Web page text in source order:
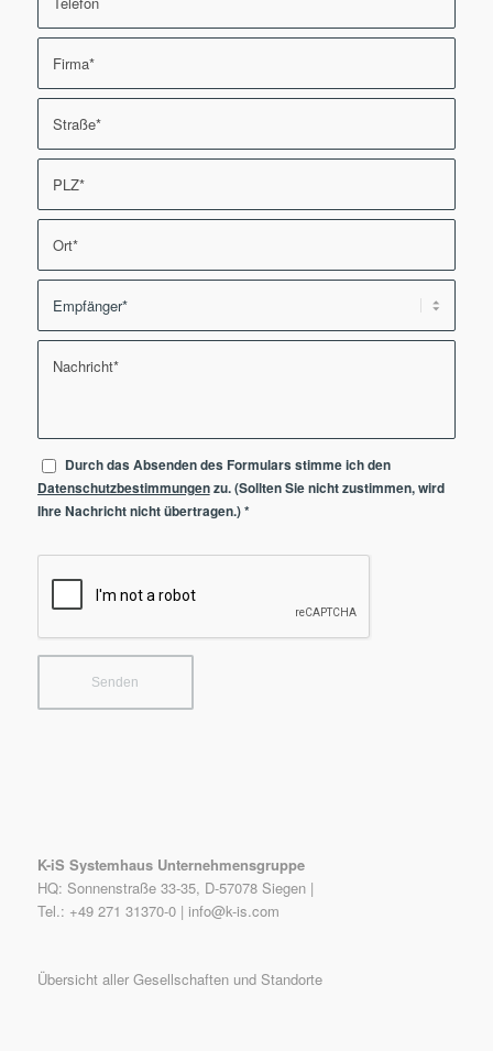
Durch das Absenden des Formulars stimme ich den
Datenschutzbestimmungenzu. (Sollten Sie nicht zustimmen, wird
Ihre Nachricht nicht übertragen.)*
K-iS Systemhaus Unternehmensgruppe
HQ: Sonnenstraße 33-35, D-57078 Siegen |
Tel.: +49 271 31370-0 | info@k-is.com
Übersicht aller Gesellschaften und Standorte